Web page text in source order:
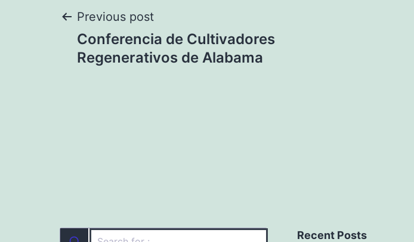
Navegación
de
Previous post
Conferencia de Cultivadores
Regenerativos de Alabama
Recent Posts